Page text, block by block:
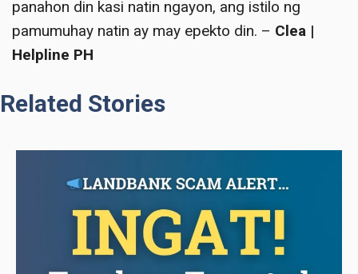
panahon din kasi natin ngayon, ang istilo ng
pamumuhay natin ay may epekto din. – Clea |
Helpline PH
Related Stories